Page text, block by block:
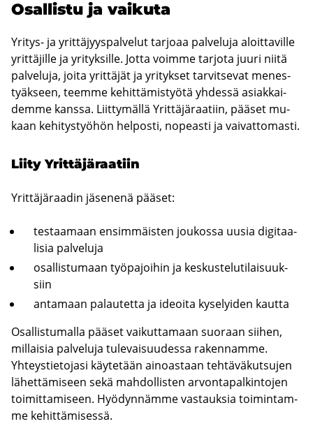
Osal­lis­tu ja vai­ku­ta
Yritys-​ ja yrit­tä­jyys­pal­ve­lut tar­jo­aa pal­ve­lu­ja aloit­ta­vil­le
yrit­tä­jil­le ja yri­tyk­sil­le. Jotta voim­me tar­jo­ta juuri niitä
pal­ve­lu­ja, joita yrit­tä­jät ja yri­tyk­set tar­vit­se­vat me­nes­
tyäk­seen, teem­me ke­hit­tä­mis­työ­tä yh­des­sä asiak­kai­
dem­me kans­sa. Liit­ty­mäl­lä Yrit­tä­jä­raa­tiin, pää­set mu­
kaan ke­hi­tys­työ­hön hel­pos­ti, no­peas­ti ja vai­vat­to­mas­ti.
Liity Yrit­tä­jä­raa­tiin
Yrit­tä­jä­raa­din jä­se­ne­nä pää­set:
tes­taa­maan en­sim­mäis­ten jou­kos­sa uusia di­gi­taa­
li­sia pal­ve­lu­ja
osal­lis­tu­maan työ­pa­joi­hin ja kes­kus­te­lu­ti­lai­suuk­
siin
an­ta­maan pa­lau­tet­ta ja ideoi­ta ky­se­lyi­den kaut­ta
Osal­lis­tu­mal­la pää­set vai­kut­ta­maan suo­raan sii­hen,
mil­lai­sia pal­ve­lu­ja tu­le­vai­suu­des­sa ra­ken­nam­me.
Yh­teys­tie­to­ja­si käy­te­tään ai­noas­taan teh­tä­vä­kut­su­jen
lä­het­tä­mi­seen sekä mah­dol­lis­ten ar­von­ta­pal­kin­to­jen
toi­mit­ta­mi­seen. Hyö­dyn­näm­me vas­tauk­sia toi­min­tam­
me ke­hit­tä­mi­ses­sä.